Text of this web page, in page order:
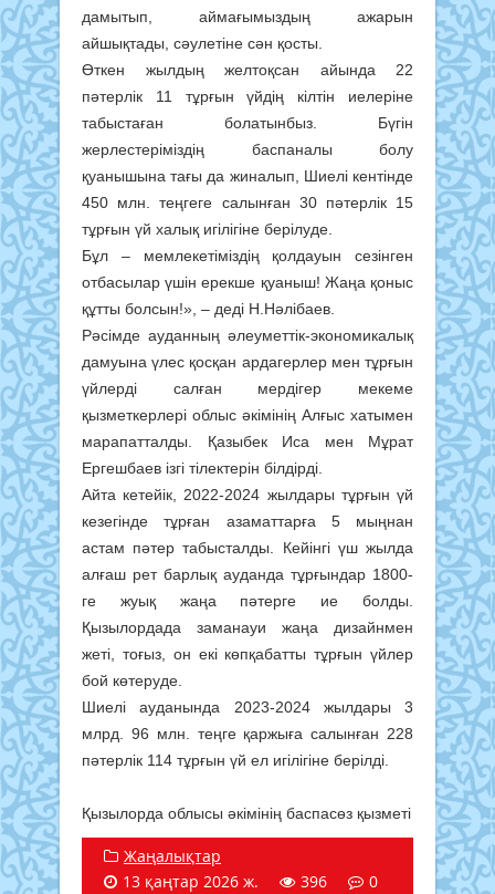
дамытып, аймағымыздың ажарын
айшықтады, сәулетіне сән қосты.
Өткен жылдың желтоқсан айында 22
пәтерлік 11 тұрғын үйдің кілтін иелеріне
табыстаған болатынбыз. Бүгін
жерлестеріміздің баспаналы болу
қуанышына тағы да жиналып, Шиелі кентінде
450 млн. теңгеге салынған 30 пәтерлік 15
тұрғын үй халық игілігіне берілуде.
Бұл – мемлекетіміздің қолдауын сезінген
отбасылар үшін ерекше қуаныш! Жаңа қоныс
құтты болсын!», – деді Н.Нәлібаев.
Рәсімде ауданның әлеуметтік-экономикалық
дамуына үлес қосқан ардагерлер мен тұрғын
үйлерді салған мердігер мекеме
қызметкерлері облыс әкімінің Алғыс хатымен
марапатталды. Қазыбек Иса мен Мұрат
Ергешбаев ізгі тілектерін білдірді.
Айта кетейік, 2022-2024 жылдары тұрғын үй
кезегінде тұрған азаматтарға 5 мыңнан
астам пәтер табысталды. Кейінгі үш жылда
алғаш рет барлық ауданда тұрғындар 1800-
ге жуық жаңа пәтерге ие болды.
Қызылордада заманауи жаңа дизайнмен
жеті, тоғыз, он екі көпқабатты тұрғын үйлер
бой көтеруде.
Шиелі ауданында 2023-2024 жылдары 3
млрд. 96 млн. теңге қаржыға салынған 228
пәтерлік 114 тұрғын үй ел игілігіне берілді.
Қызылорда облысы әкімінің баспасөз қызметі
Жаңалықтар
13 қаңтар 2026 ж.
396 0